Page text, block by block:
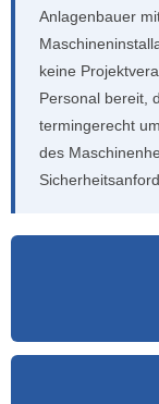
Anlagenbauer
keine
Personal bereit,
termingerecht
des